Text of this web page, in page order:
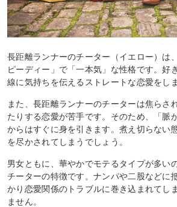
長距離ランナーのチーター（イエロー）は
ピーディー」で「一本気」な性格です。好
線に気持ちを伝えるストレートな恋愛をしま
また、長距離ランナーのチーターは焦らさ
たりする恋愛が苦手です。そのため、「脈
からはすぐに身を引きます。煮え切らない
を尽かされてしまうでしょう。
男女ともに、華やかでモテるタイプが多い
チーターの特徴です。ナンパや二股などに
かり恋愛関係のトラブルに巻き込まれてし
ません。